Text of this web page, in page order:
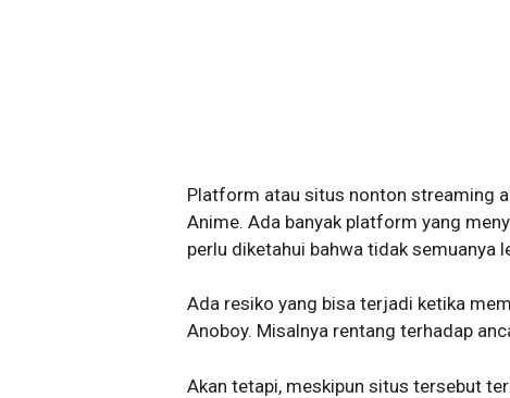
Platform atau situs nonton streaming
Anime. Ada banyak platform yang
perlu diketahui bahwa tidak semuanya
Ada resiko yang bisa terjadi ketika
Anoboy. Misalnya rentang terhadap
Akan tetapi, meskipun situs tersebut